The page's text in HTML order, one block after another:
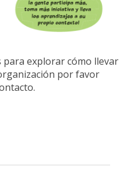
para explorar cómo llevar
por favor